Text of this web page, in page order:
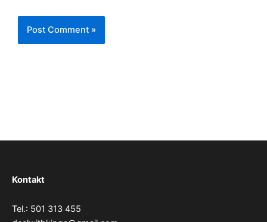
Kontakt
Tel.: 501 313 455